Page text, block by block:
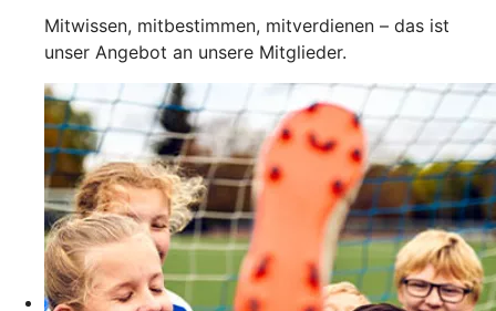
Mitwissen, mitbestimmen, mitverdienen – das ist
unser Angebot an unsere Mitglieder.